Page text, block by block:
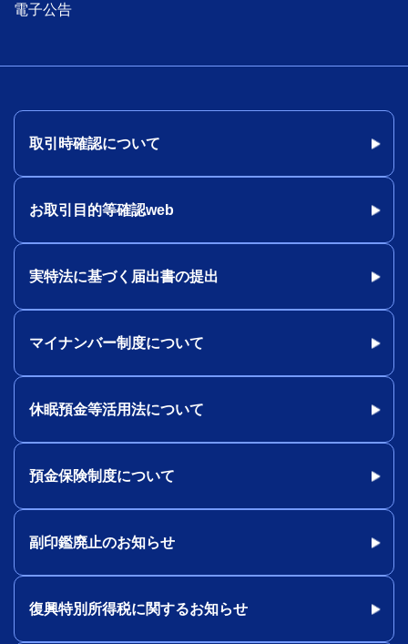
電子公告
取引時確認について
お取引目的等確認web
実特法に基づく届出書の提出
マイナンバー制度について
休眠預金等活用法について
預金保険制度について
副印鑑廃止のお知らせ
復興特別所得税に関するお知らせ